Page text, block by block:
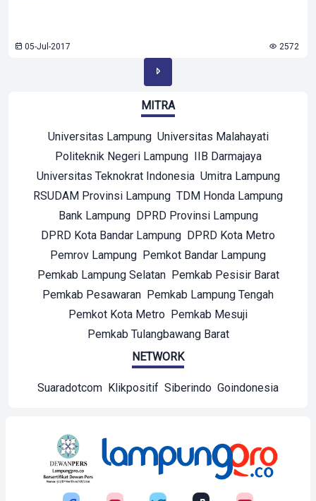
05-Jul-2017 2572
MITRA
Universitas Lampung Universitas Malahayati
Politeknik Negeri Lampung IIB Darmajaya
Universitas Teknokrat Indonesia Umitra Lampung
RSUDAM Provinsi Lampung TDM Honda Lampung
Bank Lampung DPRD Provinsi Lampung
DPRD Kota Bandar Lampung DPRD Kota Metro
Pemrov Lampung Pemkot Bandar Lampung
Pemkab Lampung Selatan Pemkab Pesisir Barat
Pemkab Pesawaran Pemkab Lampung Tengah
Pemkot Kota Metro Pemkab Mesuji
Pemkab Tulangbawang Barat
NETWORK
Suaradotcom Klikpositif Siberindo Goindonesia